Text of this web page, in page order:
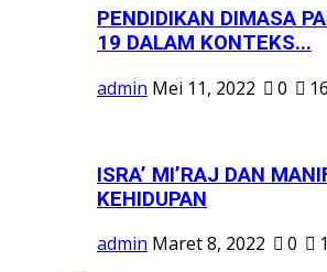
PENDIDIKAN DIMASA
19 DALAM KONTEKS...
admin Mei 11, 2022 0
ISRA’ MI’RAJ DAN
KEHIDUPAN
admin Maret 8, 2022 0